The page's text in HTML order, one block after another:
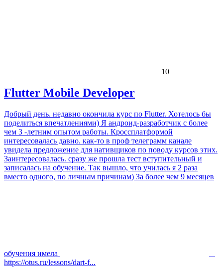
10
Flutter Mobile Developer
Добрый день. недавно окончила курс по Flutter. Хотелось бы
поделиться впечатлениями) Я андроид-разработчик с более
чем 3 -летним опытом работы. Кроссплатформой
интересовалась давно. как-то в проф телеграмм канале
увидела предложение для нативщиков по поводу курсов этих.
Заинтересовалась. сразу же прошла тест вступительный и
записалась на обучение. Так вышло, что училась я 2 раза
вместо одного, по личным причинам) За более чем 9 месяцев
обучения имела
https://otus.ru/lessons/dart-f...